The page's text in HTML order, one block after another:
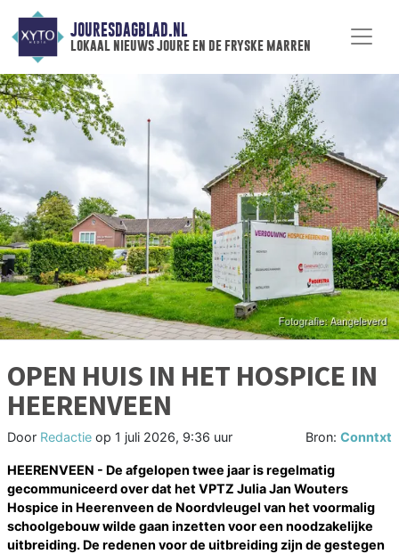
JOURESDAGBLAD.NL
lokaal nieuws joure en de fryske marren
OPEN HUIS IN HET HOSPICE IN
HEERENVEEN
Door Redactie op 1 juli 2026, 9:36 uur Bron: Conntxt
HEERENVEEN - De afgelopen twee jaar is regelmatig
gecommuniceerd over dat het VPTZ Julia Jan Wouters
Hospice in Heerenveen de Noordvleugel van het voormalig
schoolgebouw wilde gaan inzetten voor een noodzakelijke
uitbreiding. De redenen voor de uitbreiding zijn de gestegen